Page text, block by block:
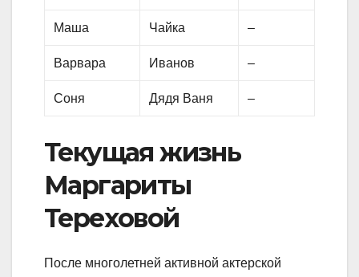
Маша Чайка –
Варвара Иванов –
Соня Дядя Ваня –
Текущая жизнь
Маргариты
Тереховой
После многолетней активной актерской